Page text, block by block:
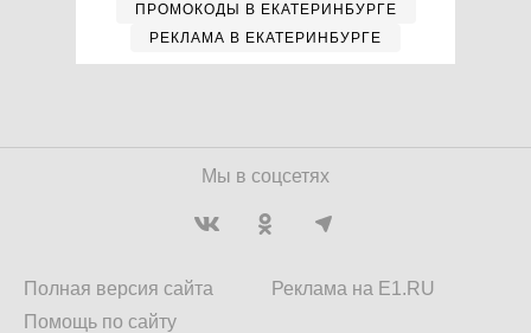
ПРОМОКОДЫ В ЕКАТЕРИНБУРГЕ
РЕКЛАМА В ЕКАТЕРИНБУРГЕ
Мы в соцсетях
Полная версия сайта
Помощь по сайту
Реклама на E1.RU